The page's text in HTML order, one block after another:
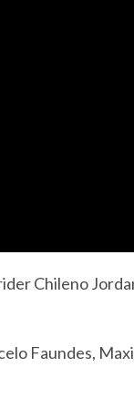
Chileno
Faundes,